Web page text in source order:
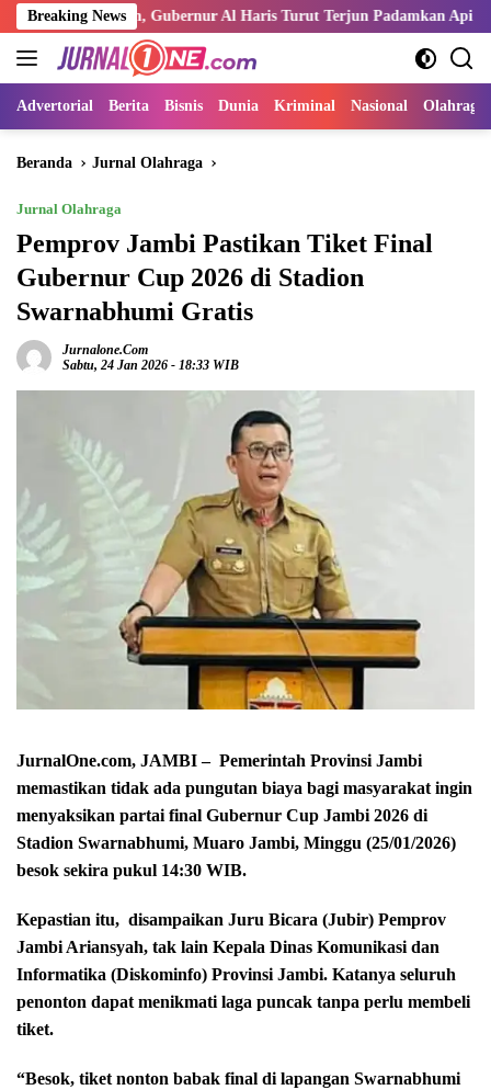
Langsung
ke
konten
Breaking News
Merah, Gubernur Al Haris Turut Terjun Padamkan Api
Advertorial Berita Bisnis Dunia Kriminal Nasional Olahraga
Beranda Jurnal Olahraga
Jurnal Olahraga
Pemprov Jambi Pastikan Tiket Final
Gubernur Cup 2026 di Stadion
Swarnabhumi Gratis
Jurnalone.com
Sabtu, 24 Jan 2026 - 18:33 WIB
JurnalOne.com, JAMBI – Pemerintah Provinsi Jambi
memastikan tidak ada pungutan biaya bagi masyarakat ingin
menyaksikan partai final Gubernur Cup Jambi 2026 di
Stadion Swarnabhumi, Muaro Jambi, Minggu (25/01/2026)
besok sekira pukul 14:30 WIB.
Kepastian itu, disampaikan Juru Bicara (Jubir) Pemprov
Jambi Ariansyah, tak lain Kepala Dinas Komunikasi dan
Informatika (Diskominfo) Provinsi Jambi. Katanya seluruh
penonton dapat menikmati laga puncak tanpa perlu membeli
tiket.
“Besok, tiket nonton babak final di lapangan Swarnabhumi